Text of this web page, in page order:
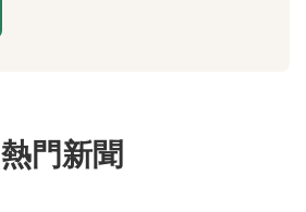
熱門新聞